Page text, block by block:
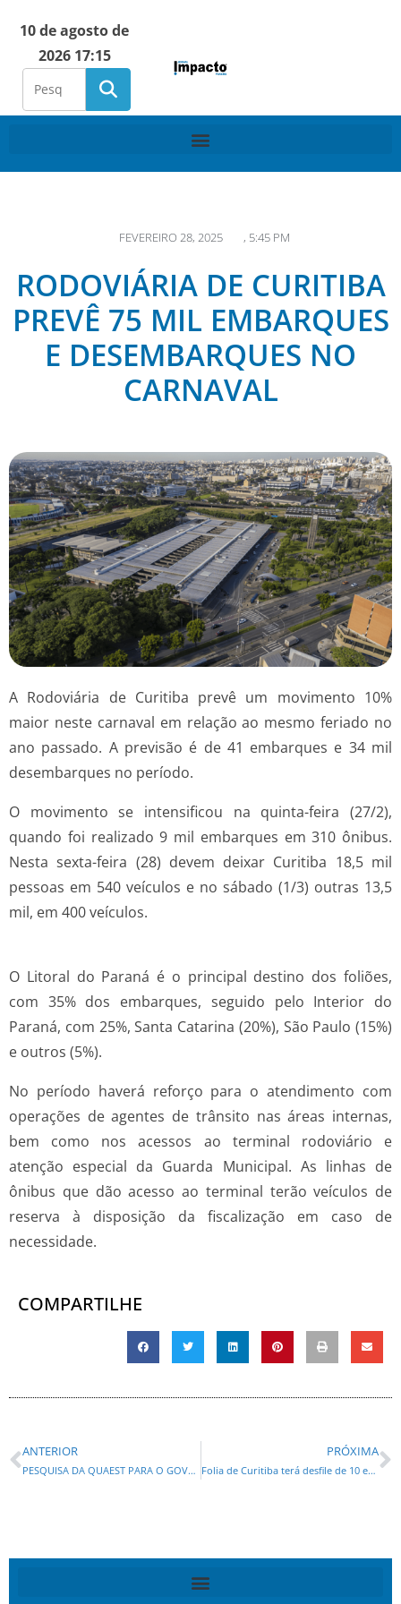
10 de agosto de
2026 17:15
FEVEREIRO 28, 2025 , 5:45 PM
RODOVIÁRIA DE CURITIBA
PREVÊ 75 MIL EMBARQUES
E DESEMBARQUES NO
CARNAVAL
A Rodoviária de Curitiba prevê um movimento 10%
maior neste carnaval em relação ao mesmo feriado no
ano passado. A previsão é de 41 embarques e 34 mil
desembarques no período.
O movimento se intensificou na quinta-feira (27/2),
quando foi realizado 9 mil embarques em 310 ônibus.
Nesta sexta-feira (28) devem deixar Curitiba 18,5 mil
pessoas em 540 veículos e no sábado (1/3) outras 13,5
mil, em 400 veículos.
O Litoral do Paraná é o principal destino dos foliões,
com 35% dos embarques, seguido pelo Interior do
Paraná, com 25%, Santa Catarina (20%), São Paulo (15%)
e outros (5%).
No período haverá reforço para o atendimento com
operações de agentes de trânsito nas áreas internas,
bem como nos acessos ao terminal rodoviário e
atenção especial da Guarda Municipal. As linhas de
ônibus que dão acesso ao terminal terão veículos de
reserva à disposição da fiscalização em caso de
necessidade.
COMPARTILHE
ANTERIOR
PESQUISA DA QUAEST PARA O GOVERNO DO PARANÁ EM 2026 É DE COLOCAR AS BARBAS DE MOLHO
PRÓXIMA
Folia de Curitiba terá desfile de 10 escolas de samba e programação para toda a família